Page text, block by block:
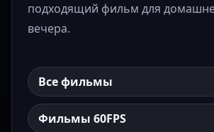
подходящий фильм для
вечера.
Все фильмы
Фильмы 60FPS